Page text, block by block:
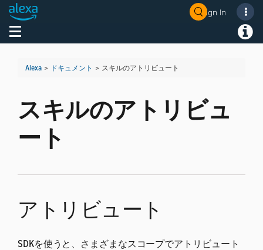
Sign In
Toggle navigation
Alexa > ドキュメント > スキルのアトリビュート
スキルのアトリビュ
ート
アトリビュート
SDKを使うと、さまざまなスコープでアトリビュート
Welcome! Ask the DevAssistant